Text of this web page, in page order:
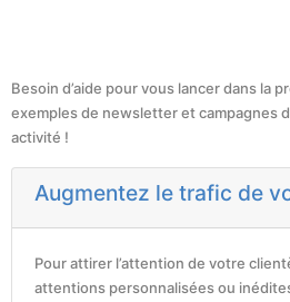
Besoin d’aide pour vous lancer dans la
exemples de newsletter et campagnes
activité !
Augmentez le trafic de
Pour attirer l’attention de votre
attentions personnalisées ou